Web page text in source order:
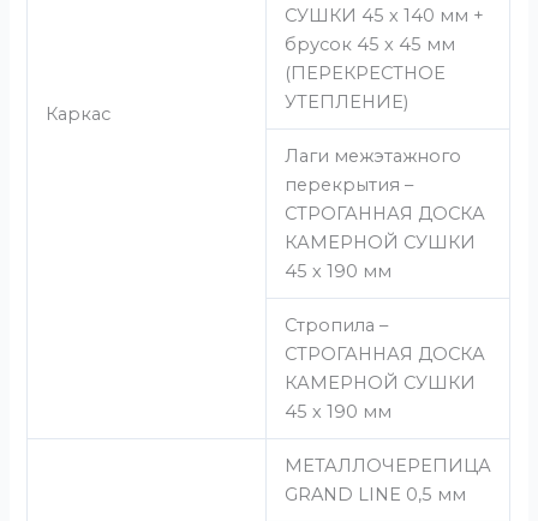
Каркас
СУШКИ 45 х 140 мм +
брусок 45 х 45 мм
(ПЕРЕКРЕСТНОЕ
УТЕПЛЕНИЕ)
Лаги межэтажного
перекрытия –
СТРОГАННАЯ ДОСКА
КАМЕРНОЙ СУШКИ
45 х 190 мм
Стропила –
СТРОГАННАЯ ДОСКА
КАМЕРНОЙ СУШКИ
45 х 190 мм
МЕТАЛЛОЧЕРЕПИЦА
GRAND LINE 0,5 мм